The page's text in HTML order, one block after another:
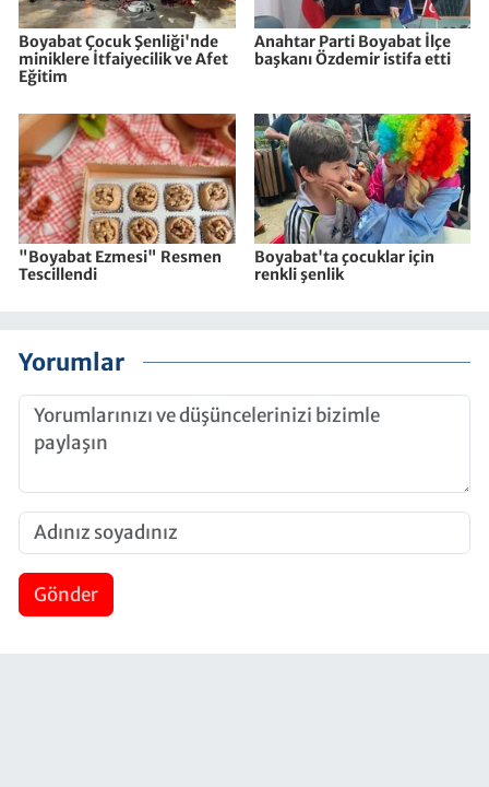
Boyabat Çocuk Şenliği'nde
miniklere İtfaiyecilik ve Afet
Eğitim
Anahtar Parti Boyabat İlçe
başkanı Özdemir istifa etti
"Boyabat Ezmesi" Resmen
Tescillendi
Boyabat'ta çocuklar için
renkli şenlik
Yorumlar
Gönder